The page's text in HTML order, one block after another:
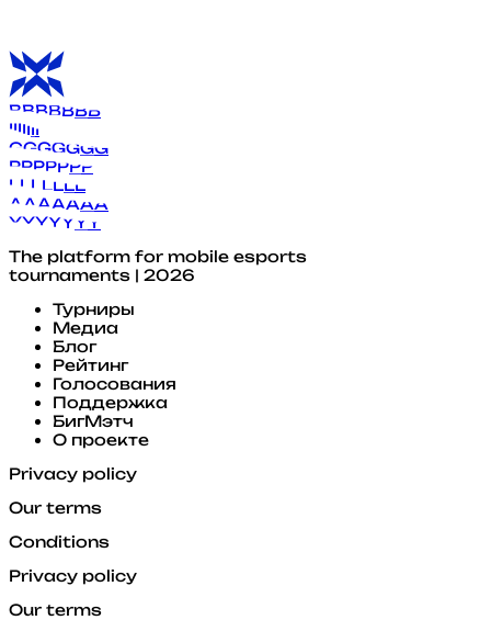
BBBBBBB
IIIIIII
GGGGGGG
PPPPPPP
L L L LLLL
A AAAAAA
YYYYY Y Y
The platform for mobile esports
tournaments | 2026
Турниры
Медиа
Блог
Рейтинг
Голосования
Поддержка
БигМэтч
О проекте
Privacy policy
Our terms
Conditions
Privacy policy
Our terms